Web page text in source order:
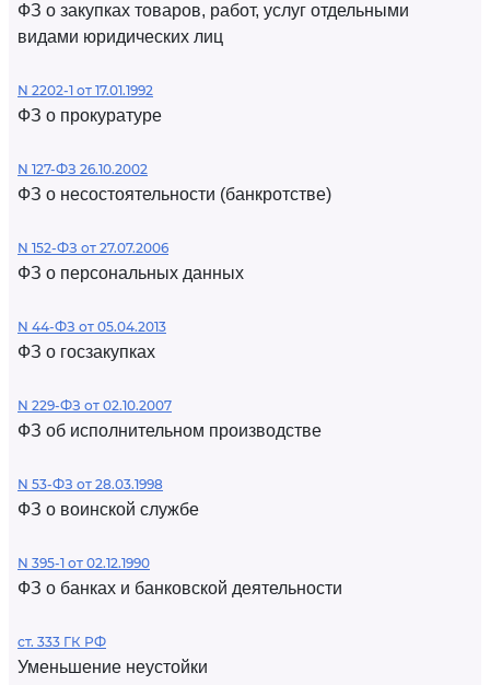
ФЗ о закупках товаров, работ, услуг отдельными
видами юридических лиц
N 2202-1 от 17.01.1992
ФЗ о прокуратуре
N 127-ФЗ 26.10.2002
ФЗ о несостоятельности (банкротстве)
N 152-ФЗ от 27.07.2006
ФЗ о персональных данных
N 44-ФЗ от 05.04.2013
ФЗ о госзакупках
N 229-ФЗ от 02.10.2007
ФЗ об исполнительном производстве
N 53-ФЗ от 28.03.1998
ФЗ о воинской службе
N 395-1 от 02.12.1990
ФЗ о банках и банковской деятельности
ст. 333 ГК РФ
Уменьшение неустойки